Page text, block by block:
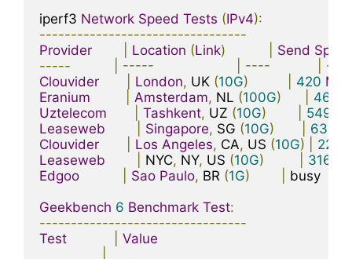
iperf3 Network Speed Tests (IPv4):
---------------------------------
Provider
Location (Link) Send
-----
----- ----
----
Clouvider
London, UK (10G) 420
Eranium
Amsterdam, NL (100G) 460
Uztelecom
Tashkent, UZ (10G) 549
Leaseweb
Singapore, SG (10G) 630
Clouvider
Los Angeles, CA, US (10G) 229
Leaseweb
NYC, NY, US (10G) 316
Edgoo
Sao Paulo, BR (1G)
Geekbench 6 Benchmark Test:
---------------------------------
Test
Value